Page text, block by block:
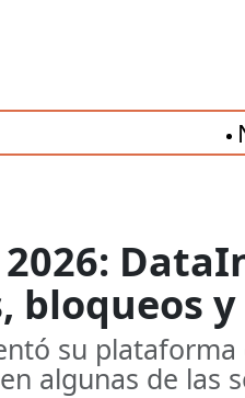
bloqueos
su
algunas de las